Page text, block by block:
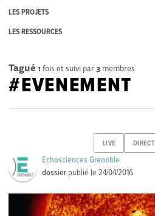
LES PROJETS
LES RESSOURCES
Tagué 1 fois et suivi par3 membres
#EVENEMENT
LIVE DIRECT
Echosciences Grenoble
dossier publié le24/04/2016